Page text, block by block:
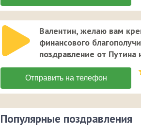
Валентин, желаю вам
финансового
поздравление от Путина
Популярные поздравления